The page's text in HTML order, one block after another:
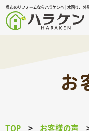
呉市のリフォームならハラケンへ | 水回り、外
お
TOP お客様の声